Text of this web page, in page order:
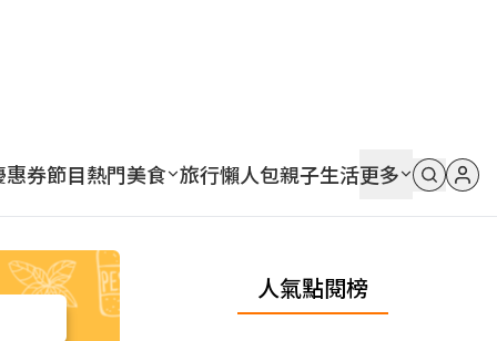
惠券節目熱門美食 旅行懶人包親子生活更多
人氣點閱榜